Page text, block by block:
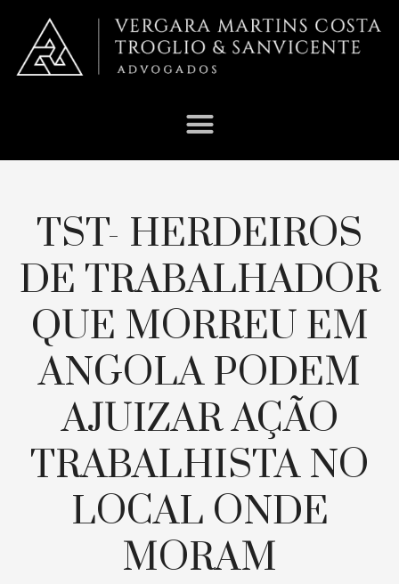
TST- HERDEIROS
DE TRABALHADOR
QUE MORREU EM
ANGOLA PODEM
AJUIZAR AÇÃO
TRABALHISTA NO
LOCAL ONDE
MORAM